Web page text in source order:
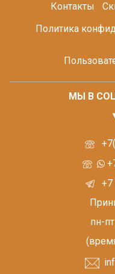
Контакты
Политика
+7
пн-
МЫ В